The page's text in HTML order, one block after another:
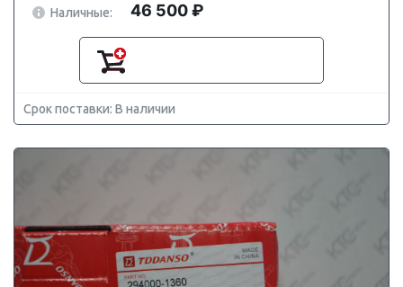
Наличные:
46 500 ₽
Срок поставки: В наличии